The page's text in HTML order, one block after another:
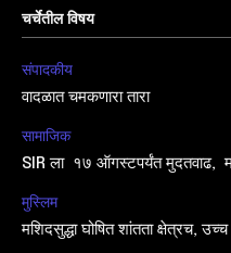
चर्चेतील विषय
संपादकीय
वादळात चमकणारा तारा
सामाजिक
SIR ला १७ ऑगस्टपर्यंत मुदतवाढ,
मुस्लिम
मशिदसुद्धा घोषित शांतता क्षेत्रच,